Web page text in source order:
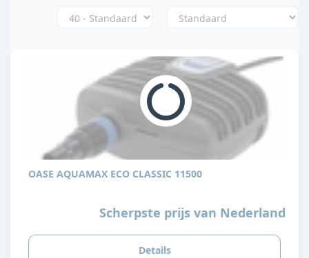
OASE AQUAMAX ECO CLASSIC 11500
Scherpste prijs van Nederland
Details